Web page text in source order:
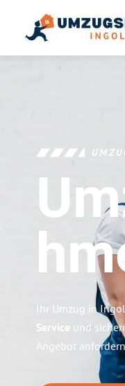
Ihr Umzug in
Service und
Angebot